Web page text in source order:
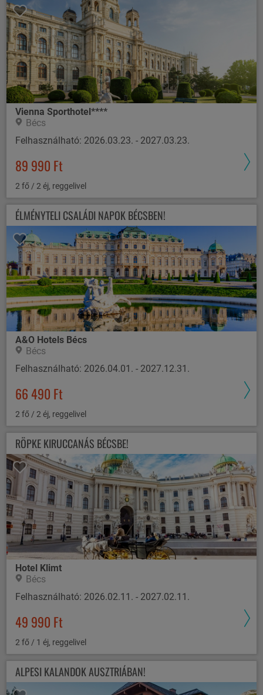
Vienna Sporthotel****
Bécs
Felhasználható: 2026.03.23. - 2027.03.23.
89 990 Ft
2 fő / 2 éj, reggelivel
ÉLMÉNYTELI CSALÁDI NAPOK BÉCSBEN!
A&O Hotels Bécs
Bécs
Felhasználható: 2026.04.01. - 2027.12.31.
66 490 Ft
2 fő / 2 éj, reggelivel
RÖPKE KIRUCCANÁS BÉCSBE!
Hotel Klimt
Bécs
Felhasználható: 2026.02.11. - 2027.02.11.
49 990 Ft
2 fő / 1 éj, reggelivel
ALPESI KALANDOK AUSZTRIÁBAN!